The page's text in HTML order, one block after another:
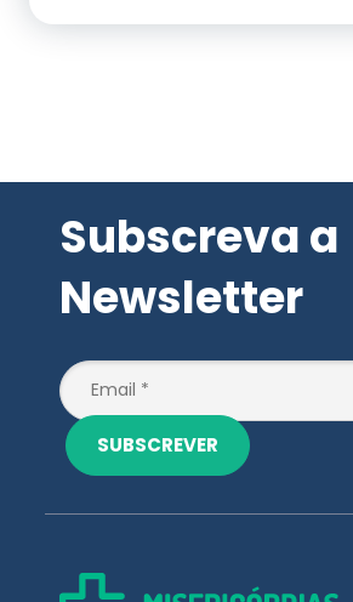
Subscreva a
Newsletter
SUBSCREVER